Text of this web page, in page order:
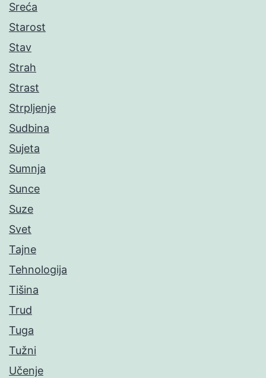
Sreća
Starost
Stav
Strah
Strast
Strpljenje
Sudbina
Sujeta
Sumnja
Sunce
Suze
Svet
Tajne
Tehnologija
Tišina
Trud
Tuga
Tužni
Učenje